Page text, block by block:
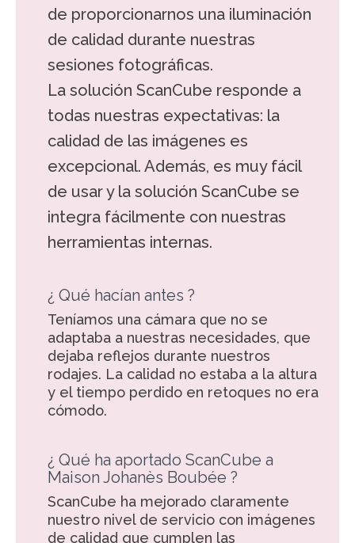
de proporcionarnos una iluminación
de calidad durante nuestras
sesiones fotográficas.
La solución ScanCube responde a
todas nuestras expectativas: la
calidad de las imágenes es
excepcional. Además, es muy fácil
de usar y la solución ScanCube se
integra fácilmente con nuestras
herramientas internas.
¿ Qué hacían antes ?
Teníamos una cámara que no se
adaptaba a nuestras necesidades, que
dejaba reflejos durante nuestros
rodajes. La calidad no estaba a la altura
y el tiempo perdido en retoques no era
cómodo.
¿ Qué ha aportado ScanCube a
Maison Johanès Boubée ?
ScanCube ha mejorado claramente
nuestro nivel de servicio con imágenes
de calidad que cumplen las